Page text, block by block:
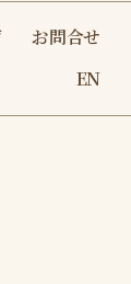
お問合せ
EN